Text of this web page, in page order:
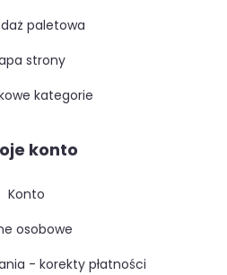
paletowa
strony
kategorie
konto
konto
osobowe
- korekty płatności